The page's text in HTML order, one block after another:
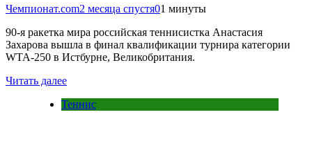
Чемпионат.com2 месяца спустя01 минуты
90-я ракетка мира российская теннисистка Анастасия
Захарова вышла в финал квалификации турнира категории
WTA-250 в Истбурне, Великобритания.
Читать далее
Теннис